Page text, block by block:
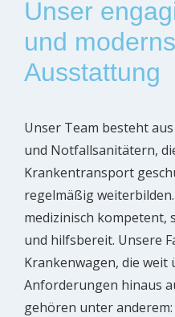
Unser
und
Ausstattung
Unser Team besteht
und Notfallsanitätern,
Krankentransport
regelmäßig
medizinisch kompetent,
und hilfsbereit. Unsere
Krankenwagen, die weit
Anforderungen hinaus
gehören unter anderem: